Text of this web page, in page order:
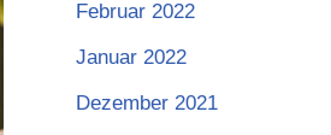
Februar 2022
Januar 2022
Dezember 2021